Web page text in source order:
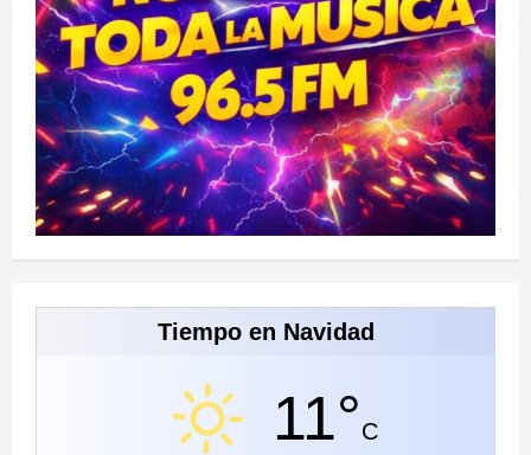
Tiempo en Navidad
11°C